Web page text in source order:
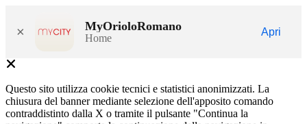
× MyOrioloRomano
Home
Apri
Questo sito utilizza cookie tecnici e statistici anonimizzati. La
chiusura del banner mediante selezione dell'apposito comando
contraddistinto dalla X o tramite il pulsante "Continua la